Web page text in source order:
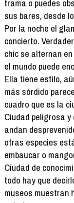
trama o puedes
sus bares, desde
Por la noche el
concierto.
chic se alternan
el mundo puede
Ella tiene estilo,
más sórdido
cuadro que es la
Ciudad peligrosa
andan
otras especies
embaucar o
Ciudad de
todo hay que
museos muestran